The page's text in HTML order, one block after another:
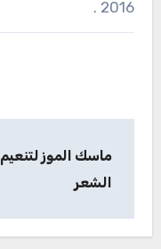
2016 .
المقالات
ماسك الموز لتنعيم
الشعر